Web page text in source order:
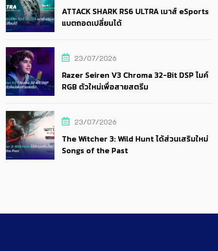
ATTACK SHARK RS6 ULTRA เมาส์ eSports
แบตถอดเปลี่ยนได้
23/07/2026
Razer Seiren V3 Chroma 32-Bit DSP ไมค์
RGB ตัวใหม่เพื่อสายสตรีม
23/07/2026
The Witcher 3: Wild Hunt ได้ส่วนเสริมใหม่
Songs of the Past